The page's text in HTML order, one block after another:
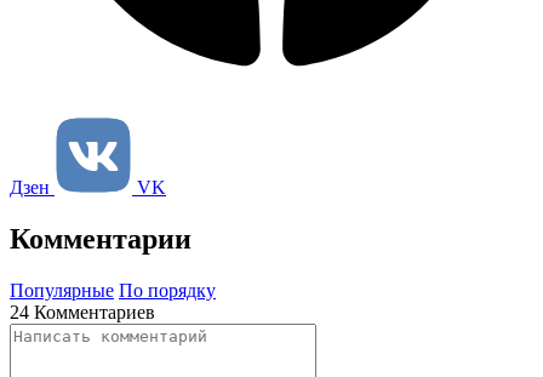
Дзен VK
Комментарии
Популярные По порядку
24 Комментариев